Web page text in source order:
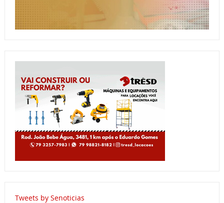
Tweets by Senoticias